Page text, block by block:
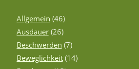
Allgemein (46)
Ausdauer(26)
Beschwerden (7)
Beweglichkeit(14)